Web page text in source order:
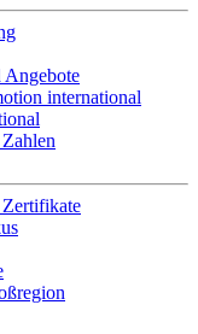
Angebote
international
Zertifikate